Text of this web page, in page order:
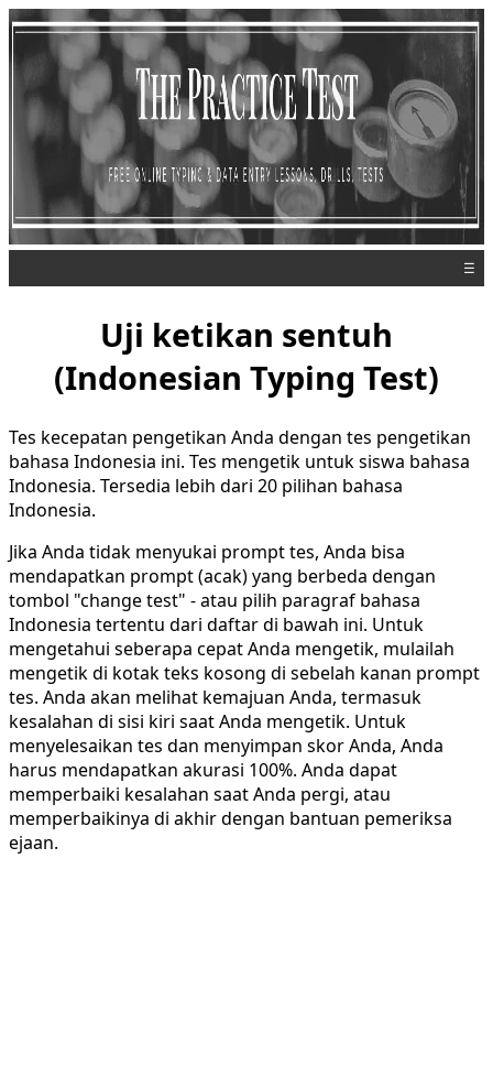
☰
Uji ketikan sentuh
(Indonesian Typing Test)
Tes kecepatan pengetikan Anda dengan tes pengetikan
bahasa Indonesia ini. Tes mengetik untuk siswa bahasa
Indonesia. Tersedia lebih dari 20 pilihan bahasa
Indonesia.
Jika Anda tidak menyukai prompt tes, Anda bisa
mendapatkan prompt (acak) yang berbeda dengan
tombol "change test" - atau pilih paragraf bahasa
Indonesia tertentu dari daftar di bawah ini. Untuk
mengetahui seberapa cepat Anda mengetik, mulailah
mengetik di kotak teks kosong di sebelah kanan prompt
tes. Anda akan melihat kemajuan Anda, termasuk
kesalahan di sisi kiri saat Anda mengetik. Untuk
menyelesaikan tes dan menyimpan skor Anda, Anda
harus mendapatkan akurasi 100%. Anda dapat
memperbaiki kesalahan saat Anda pergi, atau
memperbaikinya di akhir dengan bantuan pemeriksa
ejaan.